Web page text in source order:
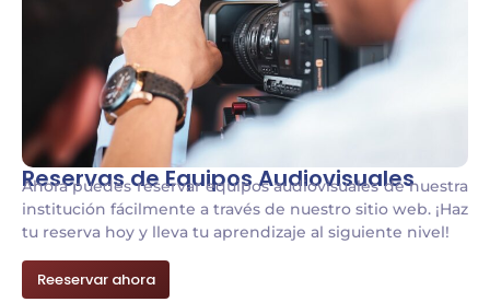
Reservas de Equipos Audiovisuales
Ahora puedes reservar equipos audiovisuales de nuestra
institución fácilmente a través de nuestro sitio web. ¡Haz
tu reserva hoy y lleva tu aprendizaje al siguiente nivel!
Reeservar ahora